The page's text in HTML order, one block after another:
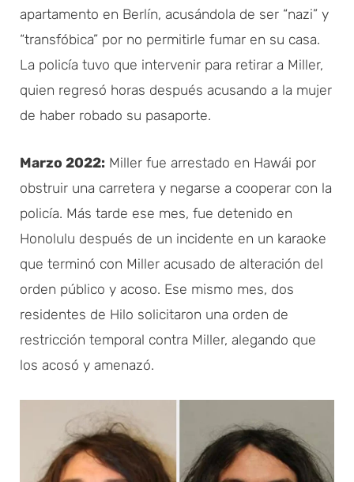
apartamento en Berlín, acusándola de ser “nazi” y
“transfóbica” por no permitirle fumar en su casa.
La policía tuvo que intervenir para retirar a Miller,
quien regresó horas después acusando a la mujer
de haber robado su pasaporte.
Marzo 2022: Miller fue arrestado en Hawái por
obstruir una carretera y negarse a cooperar con la
policía. Más tarde ese mes, fue detenido en
Honolulu después de un incidente en un karaoke
que terminó con Miller acusado de alteración del
orden público y acoso. Ese mismo mes, dos
residentes de Hilo solicitaron una orden de
restricción temporal contra Miller, alegando que
los acosó y amenazó.